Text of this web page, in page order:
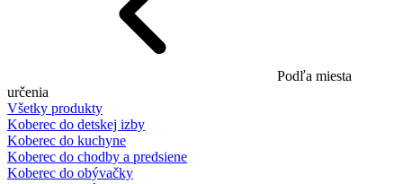
Podľa miesta
určenia
Všetky produkty
Koberec do detskej izby
Koberec do kuchyne
Koberec do chodby a predsiene
Koberec do obývačky